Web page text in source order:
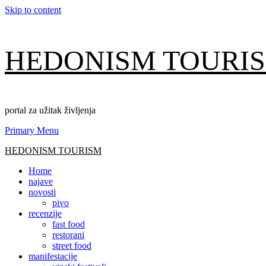
Skip to content
HEDONISM
portal za užitak življenja
Primary Menu
HEDONISM TOURISM
Home
najave
novosti
pivo
recenzije
fast food
restorani
street food
manifestacije